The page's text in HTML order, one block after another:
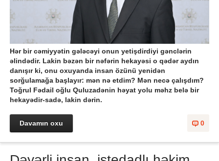
Hər bir cəmiyyətin gələcəyi onun yetişdirdiyi gənclərin
əlindədir. Lakin bəzən bir nəfərin hekayəsi o qədər aydın
danışır ki, onu oxuyanda insan özünü yenidən
sorğulamağa başlayır: mən nə etdim? Mən necə çalışdım?
Toğrul Fədail oğlu Quluzadənin həyat yolu məhz belə bir
hekayədir-sadə, lakin dərin.
0
Davamın oxu